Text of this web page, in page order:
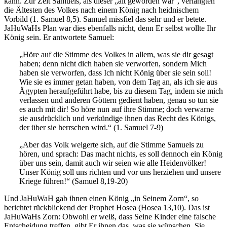
die Ältesten des Volkes nach einem König nach heidnischem
Vorbild (1. Samuel 8,5). Samuel missfiel das sehr und er betete.
JaHuWaHs Plan war dies ebenfalls nicht, denn Er selbst wollte Ihr
König sein. Er antwortete Samuel:
„Höre auf die Stimme des Volkes in allem, was sie dir gesagt
haben; denn nicht dich haben sie verworfen, sondern Mich
haben sie verworfen, dass Ich nicht König über sie sein soll!
Wie sie es immer getan haben, von dem Tag an, als ich sie aus
Ägypten heraufgeführt habe, bis zu diesem Tag, indem sie mich
verlassen und anderen Göttern gedient haben, genau so tun sie
es auch mit dir! So höre nun auf ihre Stimme; doch verwarne
sie ausdrücklich und verkündige ihnen das Recht des Königs,
der über sie herrschen wird.“ (1. Samuel 7-9)
„Aber das Volk weigerte sich, auf die Stimme Samuels zu
hören, und sprach: Das macht nichts, es soll dennoch ein König
über uns sein, damit auch wir seien wie alle Heidenvölker!
Unser König soll uns richten und vor uns herziehen und unsere
Kriege führen!“ (Samuel 8,19-20)
Und JaHuWaH gab ihnen einen König „in Seinem Zorn“, so
berichtet rückblickend der Prophet Hosea (Hosea 13,10). Das ist
JaHuWaHs Zorn: Obwohl er weiß, dass Seine Kinder eine falsche